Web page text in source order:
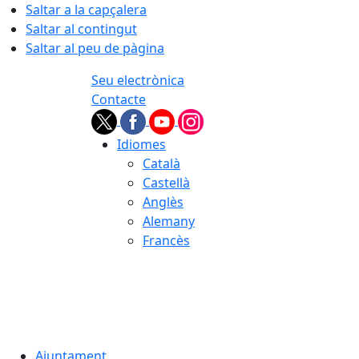
Saltar a la capçalera
Saltar al contingut
Saltar al peu de pàgina
Seu electrònica
Contacte
Idiomes
Català
Castellà
Anglès
Alemany
Francès